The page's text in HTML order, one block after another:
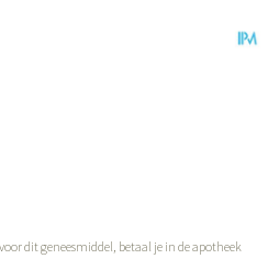
dit geneesmiddel, betaal je in de apotheek